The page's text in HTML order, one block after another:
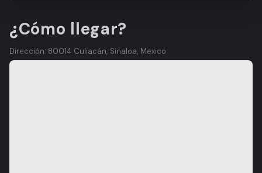
¿Cómo llegar?
Dirección: 80014 Culiacán, Sinaloa, Mexico